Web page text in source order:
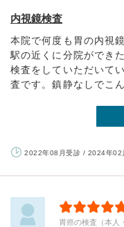
内視鏡検査
本院で何度も胃の内視
駅の近くに分院ができ
検査をしていただいて
査です。鎮静なしでこ
2022年08月受診 / 2024年02
胃癌の検査（本人